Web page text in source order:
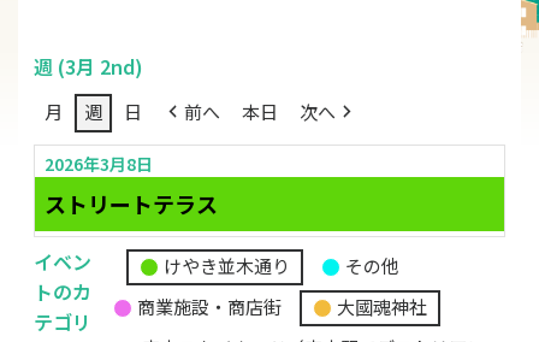
週 (3月 2nd)
月 週 日 前へ 本日 次へ
2026年3月8日
ストリートテラス
イベン
トのカ
テゴリ
無
題
けやき並木通り
その他
商業施設・商店街
大國魂神社